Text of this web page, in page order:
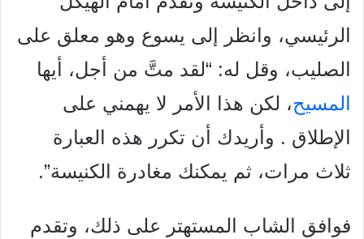
الرئيسي، وانظر إلى يسوع وهو معلق على
الصليب، وقل له: “لقد متَّ من أجل، أيها
المسيح، لكن هذا الأمر لا يهمني على
الإطلاق . وأريدك أن تكرر هذه
العبارة
ثلاث مرات، ثم يمكنك مغادرة الكنيسة”.
فوافق الشاب المستهتر على ذلك، وتقدم